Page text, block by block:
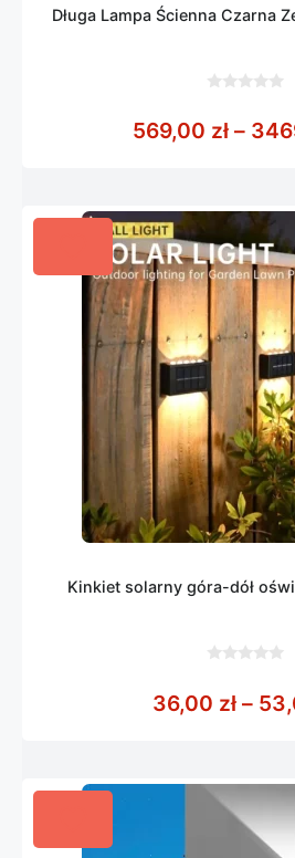
Długa Lampa Ścienna Czarna
5
569,00 zł –
Kinkiet solarny góra-dół
5
36,00 zł –